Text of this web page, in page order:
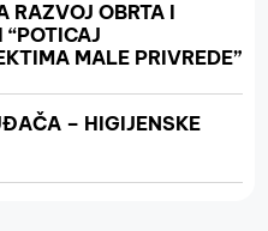
RAZVOJ OBRTA I
“POTICAJ
MALE PRIVREDE”
– HIGIJENSKE